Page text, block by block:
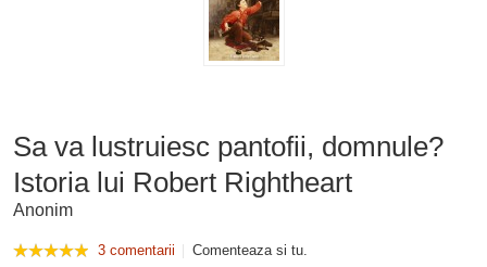
Sa va lustruiesc pantofii, domnule?
Istoria lui Robert Rightheart
Anonim
3 comentarii Comenteaza si tu.